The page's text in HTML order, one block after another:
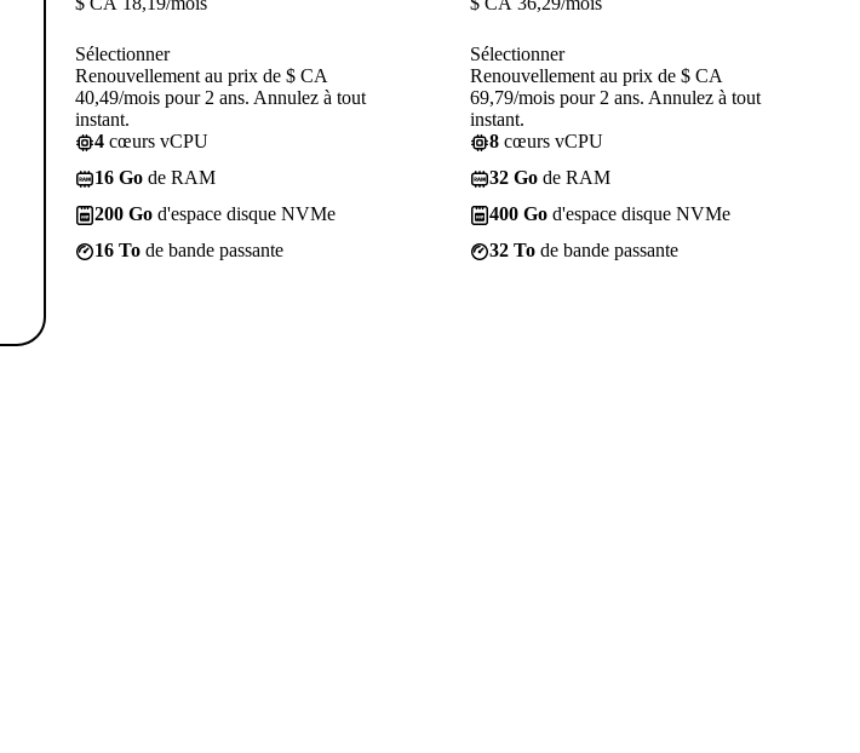
Sélectionner
Renouvellement au prix de $ CA
40,49/mois pour 2 ans. Annulez à tout
instant.
4 cœurs vCPU
16 Go de RAM
200 Go d'espace disque NVMe
16 To de bande passante
Sélectionner
Renouvellement au prix de $ CA
69,79/mois pour 2 ans. Annulez à tout
instant.
8 cœurs vCPU
32 Go de RAM
400 Go d'espace disque NVMe
32 To de bande passante